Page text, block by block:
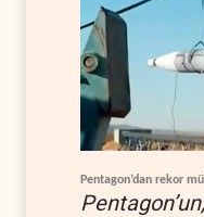
Pentagon’dan rekor